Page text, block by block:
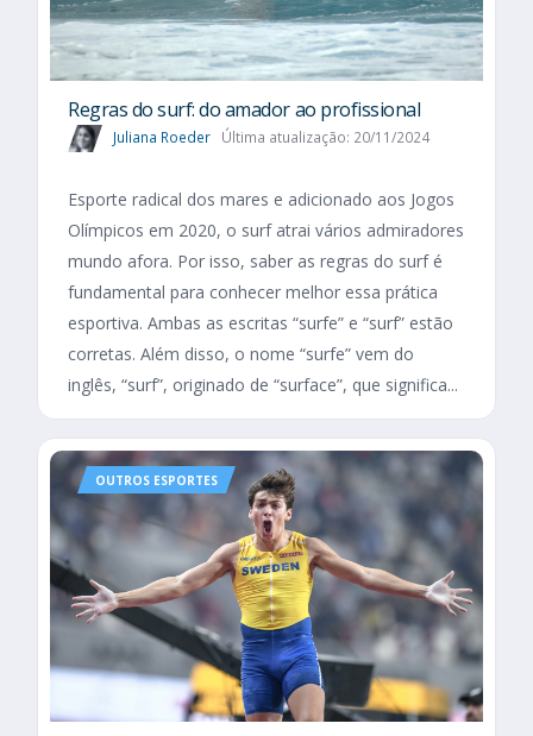
Regras do surf: do amador ao profissional
Juliana Roeder Última atualização: 20/11/2024
Esporte radical dos mares e adicionado aos Jogos
Olímpicos em 2020, o surf atrai vários admiradores
mundo afora. Por isso, saber as regras do surf é
fundamental para conhecer melhor essa prática
esportiva. Ambas as escritas “surfe” e “surf” estão
corretas. Além disso, o nome “surfe” vem do
inglês, “surf”, originado de “surface”, que significa...
OUTROS ESPORTES